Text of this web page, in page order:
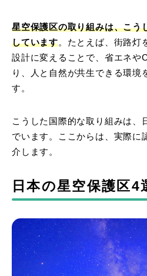
星空保護区の取り組みは、こう
しています。たとえば、街路灯
設計に変えることで、省エネや
り、人と自然が共生できる環境
す。
こうした国際的な取り組みは、
でいます。ここからは、実際に
介します。
日本の星空保護区4